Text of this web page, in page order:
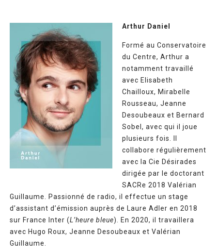
Arthur Daniel
Formé au Conservatoire
du Centre, Arthur a
notamment travaillé
avec Elisabeth
Chailloux, Mirabelle
Rousseau, Jeanne
Desoubeaux et Bernard
Sobel, avec qui il joue
plusieurs fois. Il
collabore régulièrement
avec la Cie Désirades
dirigée par le doctorant
SACRe 2018 Valérian
Guillaume. Passionné de radio, il effectue un stage
d’assistant d’émission auprès de Laure Adler en 2018
sur France Inter (L’heure bleue). En 2020, il travaillera
avec Hugo Roux, Jeanne Desoubeaux et Valérian
Guillaume.